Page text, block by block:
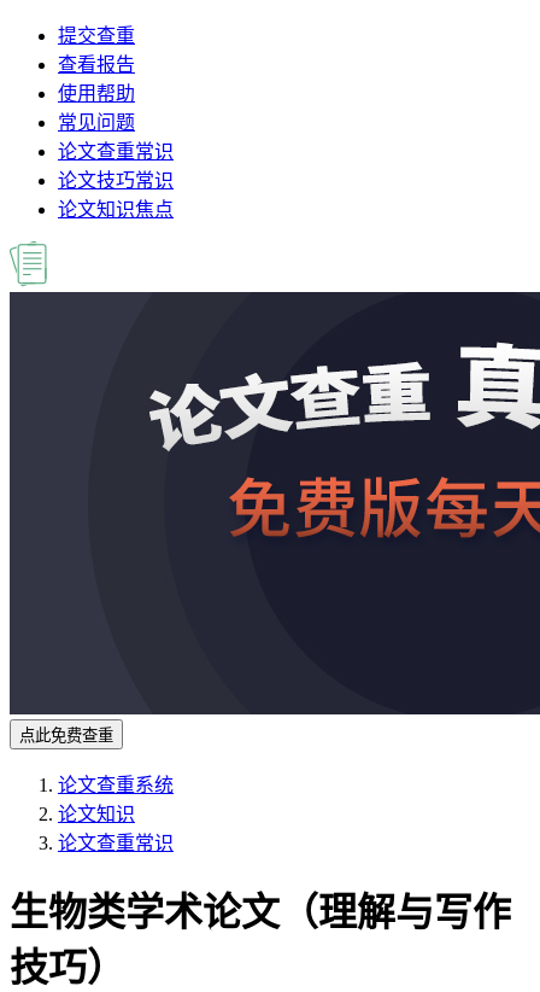
提交查重
查看报告
使用帮助
常见问题
论文查重常识
论文技巧常识
论文知识焦点
点此免费查重
论文查重系统
论文知识
论文查重常识
生物类学术论文（理解与写作
技巧）